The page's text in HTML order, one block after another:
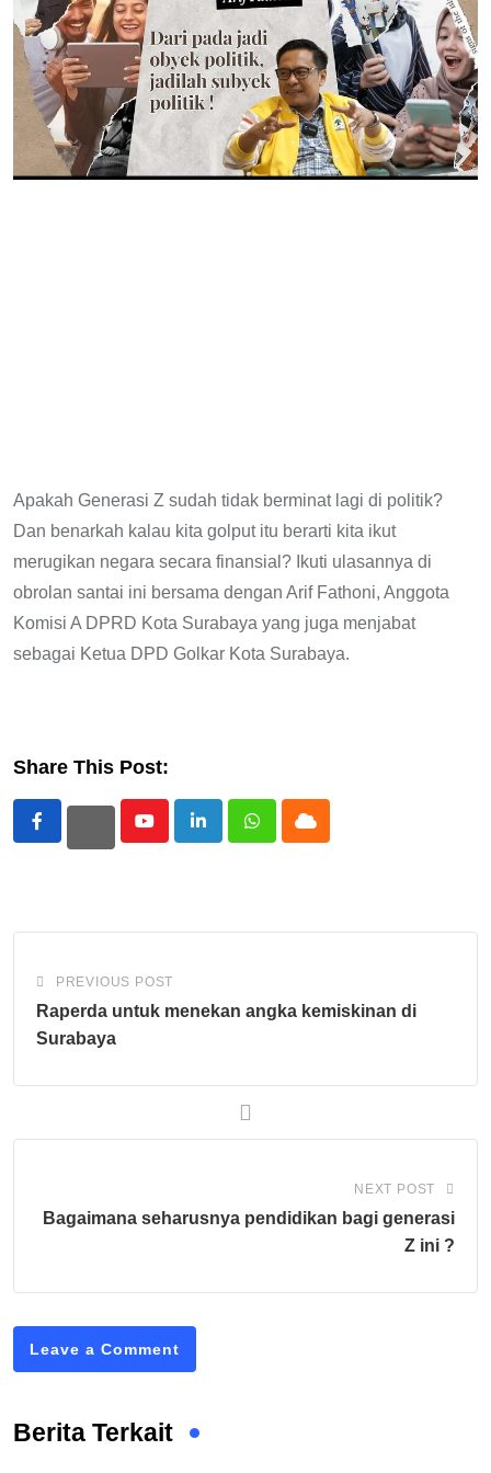
Apakah Generasi Z sudah tidak berminat lagi di politik?
Dan benarkah kalau kita golput itu berarti kita ikut
merugikan negara secara finansial? Ikuti ulasannya di
obrolan santai ini bersama dengan Arif Fathoni, Anggota
Komisi A DPRD Kota Surabaya yang juga menjabat
sebagai Ketua DPD Golkar Kota Surabaya.
Share This Post:
YoutubeLinkedInWhatsappCloud
PREVIOUS POST
Raperda untuk menekan angka kemiskinan di
Surabaya
NEXT POST
Bagaimana seharusnya pendidikan bagi generasi
Z ini ?
Leave a Comment
Berita Terkait